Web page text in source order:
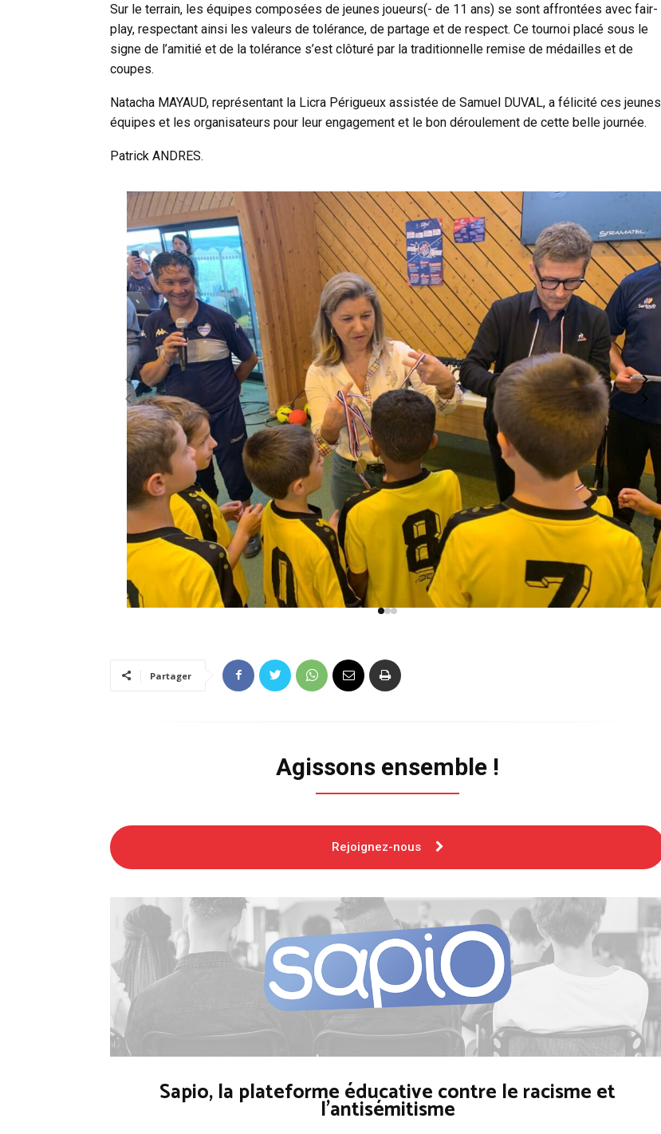
Sur le terrain, les équipes composées de jeunes joueurs(- de 11 ans) se sont affrontées avec fair-
play, respectant ainsi les valeurs de tolérance, de partage et de respect. Ce tournoi placé sous le
signe de l’amitié et de la tolérance s’est clôturé par la traditionnelle remise de médailles et de
coupes.
Natacha MAYAUD, représentant la Licra Périgueux assistée de Samuel DUVAL, a félicité ces jeunes
équipes et les organisateurs pour leur engagement et le bon déroulement de cette belle journée.
Patrick ANDRES.
Partager
Agissons ensemble !
Rejoignez-nous
Sapio, la plateforme éducative contre le racisme et
l'antisémitisme